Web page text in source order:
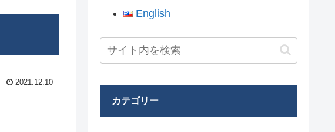
2021.12.10
English
カテゴリー